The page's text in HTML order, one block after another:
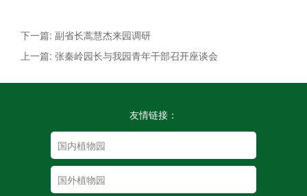
下一篇: 副省长蒿慧杰来园调研
上一篇: 张秦岭园长与我园青年干部召开座谈会
友情链接：